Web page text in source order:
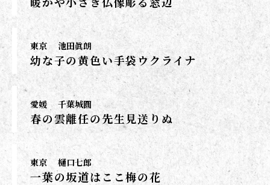
東京 池田眞朗
幼な子の黄色い手袋ウクライナ
愛媛 千葉城圓
春の雲離任の先生見送りぬ
東京 樋口七郎
一葉の坂道はここ梅の花